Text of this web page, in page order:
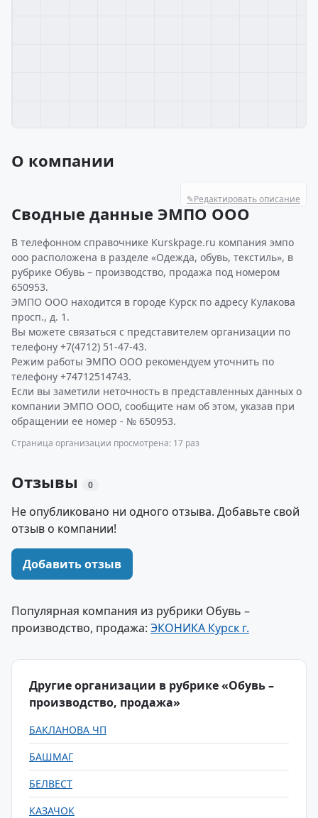
О компании
✎Редактировать описание
Сводные данные ЭМПО ООО
В телефонном справочнике Kurskpage.ru компания эмпо
ооо расположена в разделе «Одежда, обувь, текстиль», в
рубрике Обувь – производство, продажа под номером
650953.
ЭМПО ООО находится в городе Курск по адресу Кулакова
просп., д. 1.
Вы можете связаться с представителем организации по
телефону +7(4712) 51-47-43.
Режим работы ЭМПО ООО рекомендуем уточнить по
телефону +74712514743.
Если вы заметили неточность в представленных данных о
компании ЭМПО ООО, сообщите нам об этом, указав при
обращении ее номер - № 650953.
Страница организации просмотрена: 17 раз
Отзывы 0
Не опубликовано ни одного отзыва. Добавьте свой
отзыв о компании!
Добавить отзыв
Популярная компания из рубрики Обувь –
производство, продажа: ЭКОНИКА Курск г.
Другие организации в рубрике «Обувь –
производство, продажа»
БАКЛАНОВА ЧП
БАШМАГ
БЕЛВЕСТ
КАЗАЧОК